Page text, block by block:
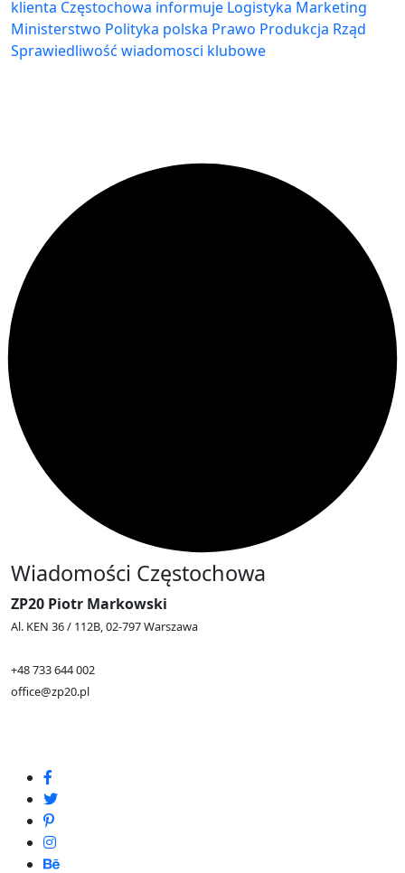
klienta Częstochowa informuje Logistyka Marketing
Ministerstwo Polityka polska Prawo Produkcja Rząd
Sprawiedliwość wiadomosci klubowe
Wiadomości Częstochowa
ZP20 Piotr Markowski
Al. KEN 36 / 112B, 02-797 Warszawa
+48 733 644 002
office@zp20.pl